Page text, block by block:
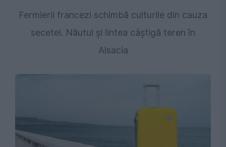
Fermierii francezi schimbă culturile din cauza
secetei. Năutul și lintea câștigă teren în
Alsacia